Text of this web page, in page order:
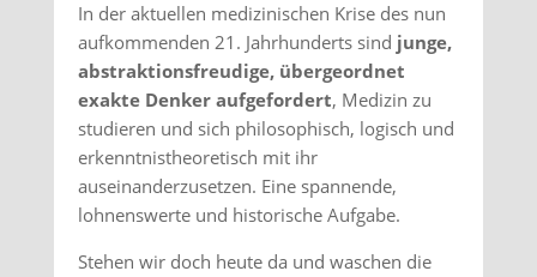
In der aktuellen medizinischen Krise des nun
aufkommenden 21. Jahrhunderts sind junge,
abstraktionsfreudige, übergeordnet
exakte Denker aufgefordert, Medizin zu
studieren und sich philosophisch, logisch und
erkenntnistheoretisch mit ihr
auseinanderzusetzen. Eine spannende,
lohnenswerte und historische Aufgabe.
Stehen wir doch heute da und waschen die